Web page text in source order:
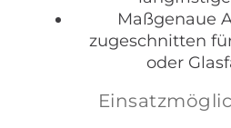
Maßgenaue
zugeschnitten
oder